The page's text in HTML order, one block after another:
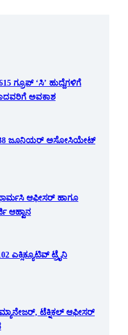
ಗ್ರೂಪ್ ‘ಸಿ’ ಹುದ್ದೆಗಳಿಗೆ
ಅವಕಾಶ
ಜೂನಿಯರ್ ಅಸೋಸಿಯೇಟ್
ಫಾರ್ಮಸಿ ಆಫೀಸರ್ ಹಾಗೂ
ಆಹ್ವಾನ
ಎಕ್ಸಿಕ್ಯೂಟಿವ್ ಟ್ರೈನಿ
ಮ್ಯಾನೇಜರ್, ಟೆಕ್ನಿಕಲ್ ಆಫೀಸರ್